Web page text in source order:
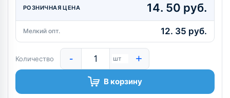
РОЗНИЧНАЯ ЦЕНА 14. 50 руб.
Мелкий опт. 12. 35 руб.
Количество - шт +
В корзину